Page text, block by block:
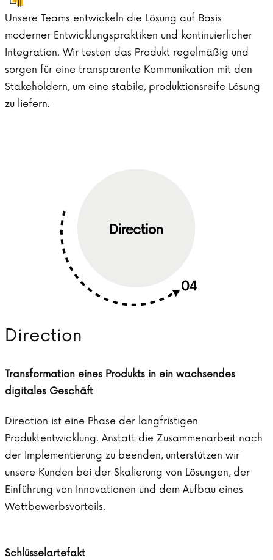
Unsere Teams entwickeln die Lösung auf Basis
moderner Entwicklungspraktiken und kontinuierlicher
Integration. Wir testen das Produkt regelmäßig und
sorgen für eine transparente Kommunikation mit den
Stakeholdern, um eine stabile, produktionsreife Lösung
zu liefern.
Direction
Transformation eines Produkts in ein wachsendes
digitales Geschäft
Direction ist eine Phase der langfristigen
Produktentwicklung. Anstatt die Zusammenarbeit nach
der Implementierung zu beenden, unterstützen wir
unsere Kunden bei der Skalierung von Lösungen, der
Einführung von Innovationen und dem Aufbau eines
Wettbewerbsvorteils.
Schlüsselartefakt